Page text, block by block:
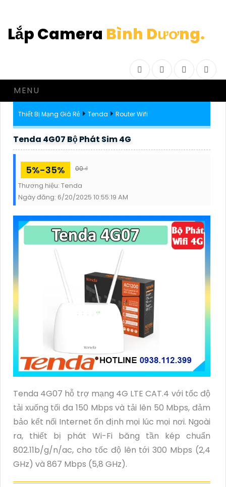
Lắp Camera Bình Dương.
FacebookTwitter Instagram
MENU
Thiết Bị Mạng Giá Rẻ Tenda Router Wifi
Tenda 4G07 Bộ Phát Sim 4G
5%-35% 00 ₫
Thương hiệu: Tenda
Ngày đăng: 6/20/2025 10:55:19 AM
Tenda 4G07 hỗ trợ mạng 4G LTE CAT.4 với tốc độ
tải xuống tối đa 150 Mbps và tải lên 50 Mbps, đảm
bảo kết nối Internet ổn định mọi lúc mọi nơi. Ngoài
ra, thiết bị phát Wi-Fi băng tần kép chuẩn
802.11b/g/n/ac, cho tốc độ lên tới 300 Mbps (2,4
GHz) và 867 Mbps (5,8 GHz).